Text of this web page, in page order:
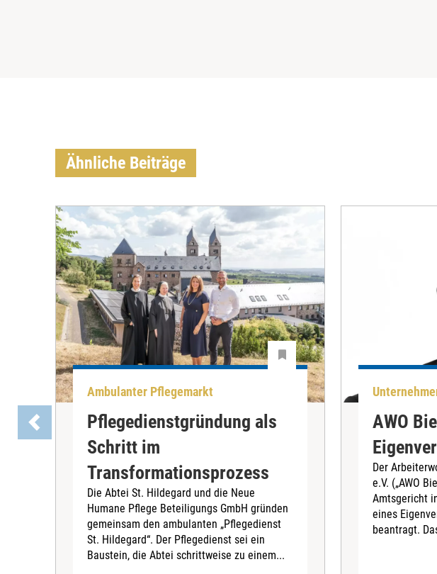
Ähnliche Beiträge
Ambulanter Pflegemarkt
Pflegedienstgründung als
Schritt im
Transformationsprozess
Die Abtei St. Hildegard und die Neue
Humane Pflege Beteiligungs GmbH gründen
gemeinsam den ambulanten „Pflegedienst
St. Hildegard“. Der Pflegedienst sei ein
Baustein, die Abtei schrittweise zu einem...
AWO
Der
e.V. („AWO
Amtsgericht
eines
beantragt.